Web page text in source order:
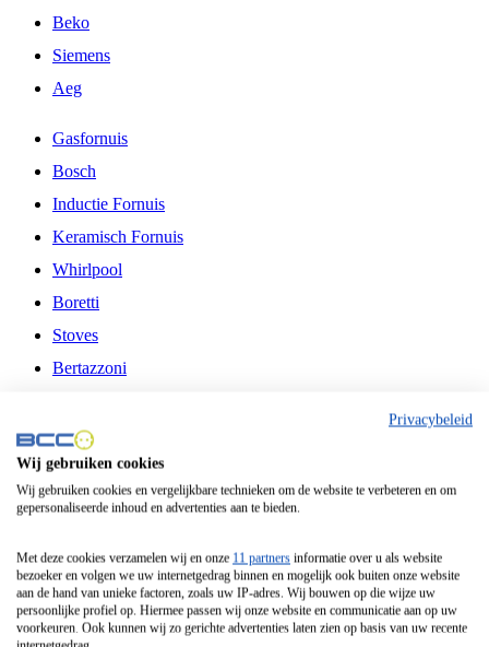
Beko
Siemens
Aeg
Gasfornuis
Bosch
Inductie Fornuis
Keramisch Fornuis
Whirlpool
Boretti
Stoves
Bertazzoni
Fitelli
Airfryer
Frituurpan
Contactgrill
Broodbakmachine
Broodrooster
Privacybeleid
Wij gebruiken cookies
Wij gebruiken cookies en vergelijkbare technieken om de website te verbeteren en om
gepersonaliseerde inhoud en advertenties aan te bieden.
Met deze cookies verzamelen wij en onze 11 partners informatie over u als website
bezoeker en volgen we uw internetgedrag binnen en mogelijk ook buiten onze website
aan de hand van unieke factoren, zoals uw IP-adres. Wij bouwen op die wijze uw
persoonlijke profiel op. Hiermee passen wij onze website en communicatie aan op uw
voorkeuren. Ook kunnen wij zo gerichte advertenties laten zien op basis van uw recente